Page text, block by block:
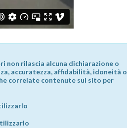
non rilascia alcuna dichiarazione o
accuratezza, affidabilità, idoneità o
correlate contenute sul sito per